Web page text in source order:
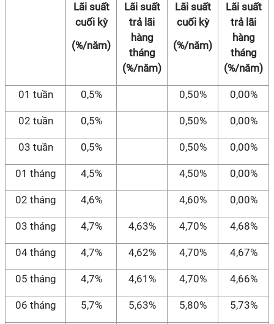
Lãi suất
cuối kỳ
(%/năm)
Lãi suất
trả lãi
hàng
tháng
(%/năm)
Lãi suất
cuối kỳ
(%/năm)
Lãi suất
trả lãi
hàng
tháng
(%/năm)
01 tuần 0,5% 0,50% 0,00%
02 tuần 0,5% 0,50% 0,00%
03 tuần 0,5% 0,50% 0,00%
01 tháng 4,5% 4,50% 0,00%
02 tháng 4,6% 4,60% 0,00%
03 tháng 4,7% 4,63% 4,70% 4,68%
04 tháng 4,7% 4,62% 4,70% 4,67%
05 tháng 4,7% 4,61% 4,70% 4,66%
06 tháng 5,7% 5,63% 5,80% 5,73%